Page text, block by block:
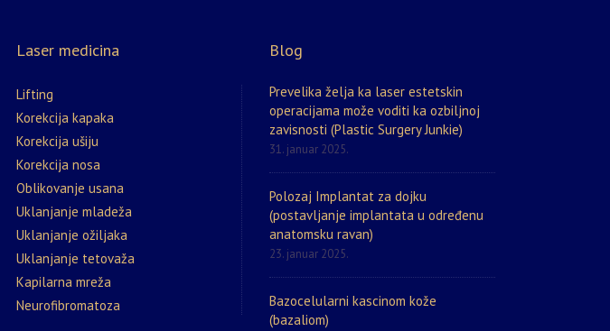
Laser medicina
Lifting
Korekcija kapaka
Korekcija ušiju
Korekcija nosa
Oblikovanje usana
Uklanjanje mladeža
Uklanjanje ožiljaka
Uklanjanje tetovaža
Kapilarna mreža
Neurofibromatoza
Blog
Prevelika želja ka laser estetskin
operacijama može voditi ka ozbiljnoj
zavisnosti (Plastic Surgery Junkie)
31. januar 2025.
Polozaj Implantat za dojku
(postavljanje implantata u određenu
anatomsku ravan)
23. januar 2025.
Bazocelularni kascinom kože
(bazaliom)